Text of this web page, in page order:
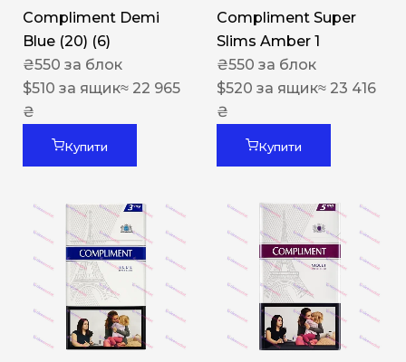
Compliment Demi
Blue (20) (6)
₴550 за блок
$510 за ящик≈ 22 965
₴
Купити
Compliment Super
Slims Amber 1
₴550 за блок
$520 за ящик≈ 23 416
₴
Купити